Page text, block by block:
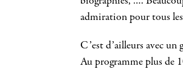
admiration pour tous
C’est d’ailleurs avec un
Au programme plus de